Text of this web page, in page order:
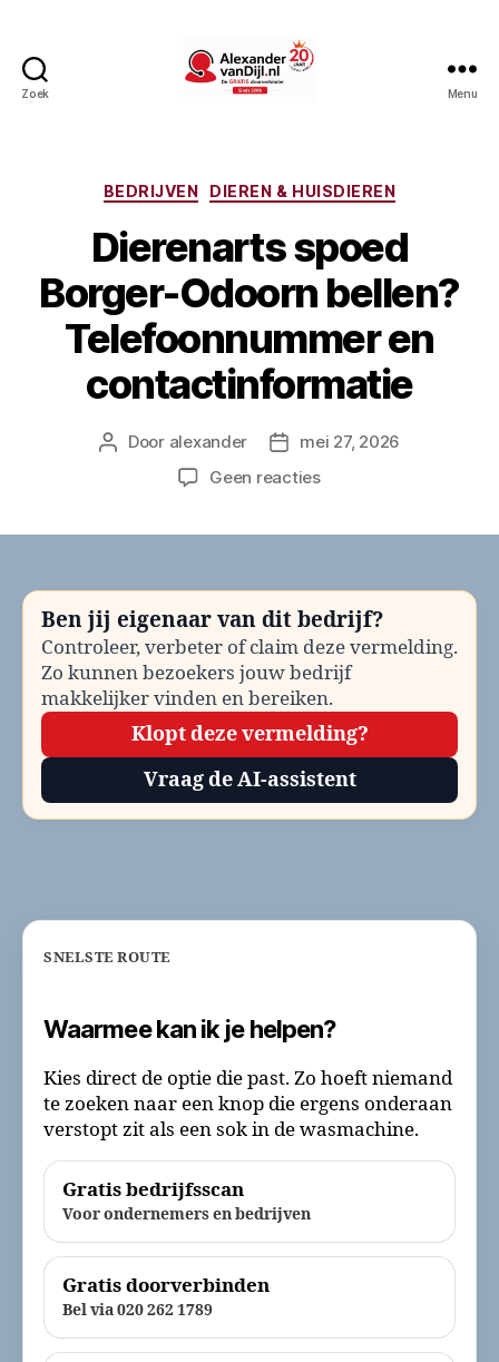
Zoek Menu
Categorieën
BEDRIJVEN DIEREN & HUISDIEREN
Dierenarts spoed
Borger-Odoorn bellen?
Telefoonnummer en
contactinformatie
Berichtauteur
Door alexander Berichtdatum
mei 27, 2026
Geen reactiesop
bellen?
Telefoonnummer
en
contactinformatie
Ben jij eigenaar van dit bedrijf?
Controleer, verbeter of claim deze vermelding.
Zo kunnen bezoekers jouw bedrijf
makkelijker vinden en bereiken.
Klopt deze vermelding?
Vraag de AI-assistent
SNELSTE ROUTE
Waarmee kan ik je helpen?
Kies direct de optie die past. Zo hoeft niemand
te zoeken naar een knop die ergens onderaan
verstopt zit als een sok in de wasmachine.
Gratis bedrijfsscan
Voor ondernemers en bedrijven
Gratis doorverbinden
Bel via 020 262 1789